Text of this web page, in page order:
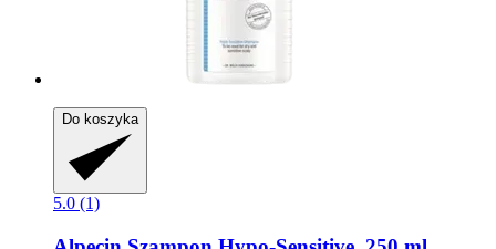
Do koszyka
5.0 (1)